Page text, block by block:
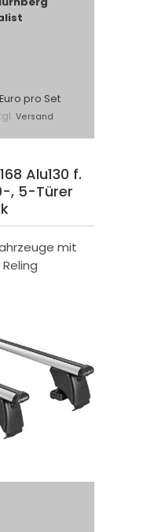
pro Set
Versand
Alu130 f.
, 5-Türer
mit